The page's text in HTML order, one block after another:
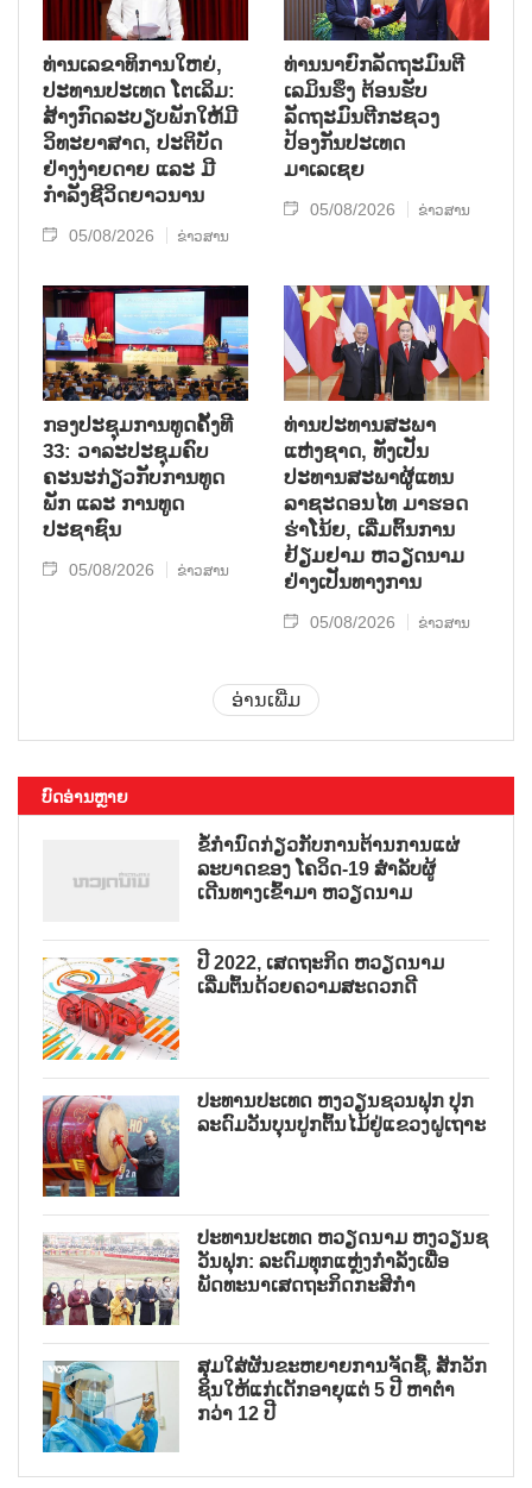
ທ່ານເລຂາທິການໃຫຍ່,
ປະທານປະເທດ ໂຕເລິມ:
ສ້າງກົດລະບຽບພັກໃຫ້ມີ
ວິທະຍາສາດ, ປະຕິບັດ
ຢ່າງງ່າຍດາຍ ແລະ ມີ
ກຳລັງຊີວິດຍາວນານ
05/08/2026 ຂ່າວສານ
ທ່ານນາຍົກລັດຖະມົນຕີ
ເລມິນຮຶງ ຕ້ອນຮັບ
ລັດຖະມົນຕີກະຊວງ
ປ້ອງກັນປະເທດ
ມາເລເຊຍ
05/08/2026 ຂ່າວສານ
ກອງປະຊຸມການທູດຄັ້ງທີ
33: ວາລະປະຊຸມຄົບ
ຄະນະກ່ຽວກັບການທູດ
ພັກ ແລະ ການທູດ
ປະຊາຊົນ
05/08/2026 ຂ່າວສານ
ທ່ານປະທານສະພາ
ແຫ່ງຊາດ, ທັງເປັນ
ປະທານສະພາຜູ້ແທນ
ລາຊະດອນໄທ ມາຮອດ
ຮ່າໂນ້ຍ, ເລີ່ມຕົ້ນການ
ຢ້ຽມຢາມ ຫວຽດນາມ
ຢ່າງເປັນທາງການ
05/08/2026 ຂ່າວສານ
ອ່ານເພີ່ມ
ບົດອ່ານຫຼາຍ
ຂໍ້ກຳນົດກ່ຽວກັບການຕ້ານການແຜ່
ລະບາດຂອງ ໂຄວິດ-19 ສຳລັບຜູ້
ເດີນທາງເຂົ້າມາ ຫວຽດນາມ
ປີ 2022, ເສດຖະກິດ ຫວຽດນາມ
ເລີ່ມຕົ້ນດ້ວຍຄວາມສະດວກດີ
ປະທານປະເທດ ຫງວຽນຊວນຟຸກ ປຸກ
ລະດົມວັນບຸນປູກຕົ້ນໄມ້ຢູ່ແຂວງຝູເຖາະ
ປະທານປະເທດ ຫວຽດນາມ ຫງວຽນຊ
ວັນຟຸກ: ລະດົມທຸກແຫຼ່ງກຳລັງເພື່ອ
ພັດທະນາເສດຖະກິດກະສິກຳ
ສຸມໃສ່ຜັນຂະຫຍາຍການຈັດຊື້, ສັກວັກ
ຊິນໃຫ້ແກ່ເດັກອາຍຸແຕ່ 5 ປີ ຫາຕ່ຳ
ກວ່າ 12 ປີ